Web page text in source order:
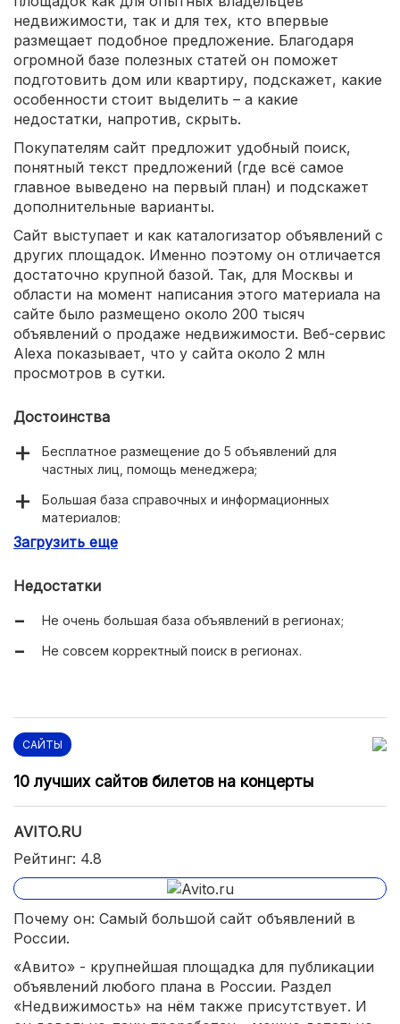
недвижимости, так и для тех, кто впервые
размещает подобное предложение. Благодаря
огромной базе полезных статей он поможет
подготовить дом или квартиру, подскажет, какие
особенности стоит выделить – а какие
недостатки, напротив, скрыть.
Покупателям сайт предложит удобный поиск,
понятный текст предложений (где всё самое
главное выведено на первый план) и подскажет
дополнительные варианты.
Сайт выступает и как каталогизатор объявлений с
других площадок. Именно поэтому он отличается
достаточно крупной базой. Так, для Москвы и
области на момент написания этого материала на
сайте было размещено около 200 тысяч
объявлений о продаже недвижимости. Веб-сервис
Alexa показывает, что у сайта около 2 млн
просмотров в сутки.
Достоинства
Бесплатное размещение до 5 объявлений для
частных лиц, помощь менеджера;
Большая база справочных и информационных
материалов;
Понятные для покупателей объявления.
Загрузить еще
Недостатки
Не очень большая база объявлений в регионах;
Не совсем корректный поиск в регионах.
САЙТЫ
10 лучших сайтов билетов на концерты
AVITO.RU
Рейтинг: 4.8
Почему он: Самый большой сайт объявлений в
России.
«Авито» - крупнейшая площадка для публикации
объявлений любого плана в России. Раздел
«Недвижимость» на нём также присутствует. И